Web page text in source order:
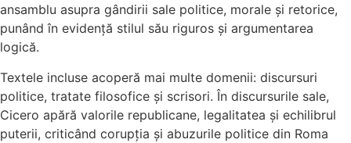
ansamblu asupra gândirii sale politice, morale și retorice,
punând în evidență stilul său riguros și argumentarea
logică.
Textele incluse acoperă mai multe domenii: discursuri
politice, tratate filosofice și scrisori. În discursurile sale,
Cicero apără valorile republicane, legalitatea și echilibrul
puterii, criticând corupția și abuzurile politice din Roma